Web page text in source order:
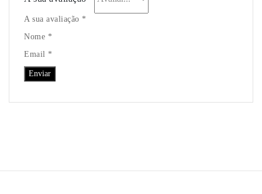
Sean O Leary - (piloto amador)
Ainda não existem avaliações.
Seja o primeiro a avaliar “Y1000-001 – Acessórios
Standard do Dispositivo Digital Y1000 (MOTO)”
O seu endereço de email não será publicado. Os campos
Email *